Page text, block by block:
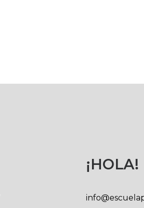
¡HOLA!